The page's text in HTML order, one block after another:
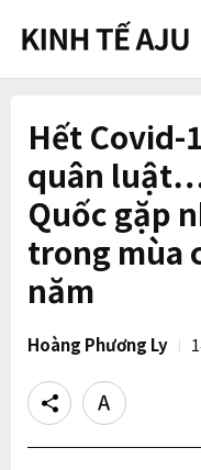
Hết
quân
Quốc gặp
trong mùa
năm
Hoàng Phương Ly
Share
Text
size